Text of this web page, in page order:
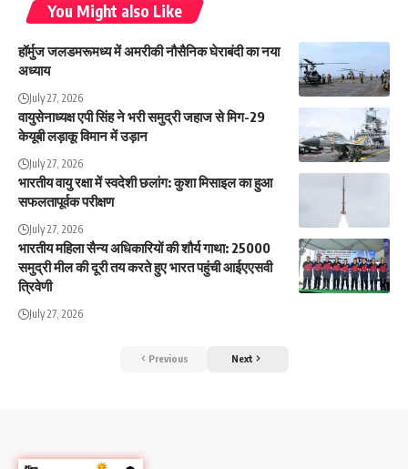
You Might also Like
हॉर्मुज जलडमरूमध्य में अमरीकी नौसैनिक घेराबंदी का नया
अध्याय
July 27, 2026
वायुसेनाध्यक्ष एपी सिंह ने भरी समुद्री जहाज से मिग-29
केयूबी लड़ाकू विमान में उड़ान
July 27, 2026
भारतीय वायु रक्षा में स्वदेशी छलांग: कुशा मिसाइल का हुआ
सफलतापूर्वक परीक्षण
July 27, 2026
भारतीय महिला सैन्य अधिकारियों की शौर्य गाथा: 25000
समुद्री मील की दूरी तय करते हुए भारत पहुंची आईएएसवी
त्रिवेणी
July 27, 2026
Previous Next